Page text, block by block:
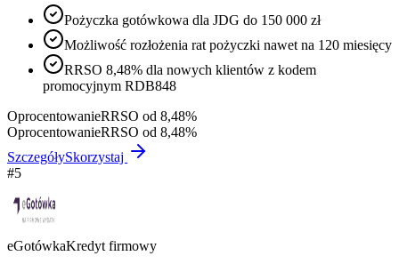
Pożyczka gotówkowa dla JDG do 150 000 zł
Możliwość rozłożenia rat pożyczki nawet na 120 miesięcy
RRSO 8,48% dla nowych klientów z kodem
promocyjnym RDB848
OprocentowanieRRSO od 8,48%
OprocentowanieRRSO od 8,48%
SzczegółySkorzystaj
#5
eGotówkaKredyt firmowy